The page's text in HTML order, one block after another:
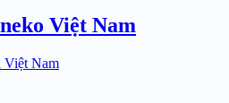
Việt Nam
Việt Nam